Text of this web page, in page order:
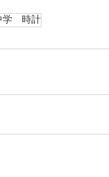
学 時計